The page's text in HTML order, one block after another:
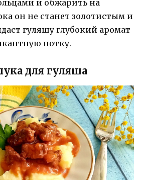
и обжарить на
он не станет золотистым и
гуляшу глубокий аромат
нотку.
для гуляша